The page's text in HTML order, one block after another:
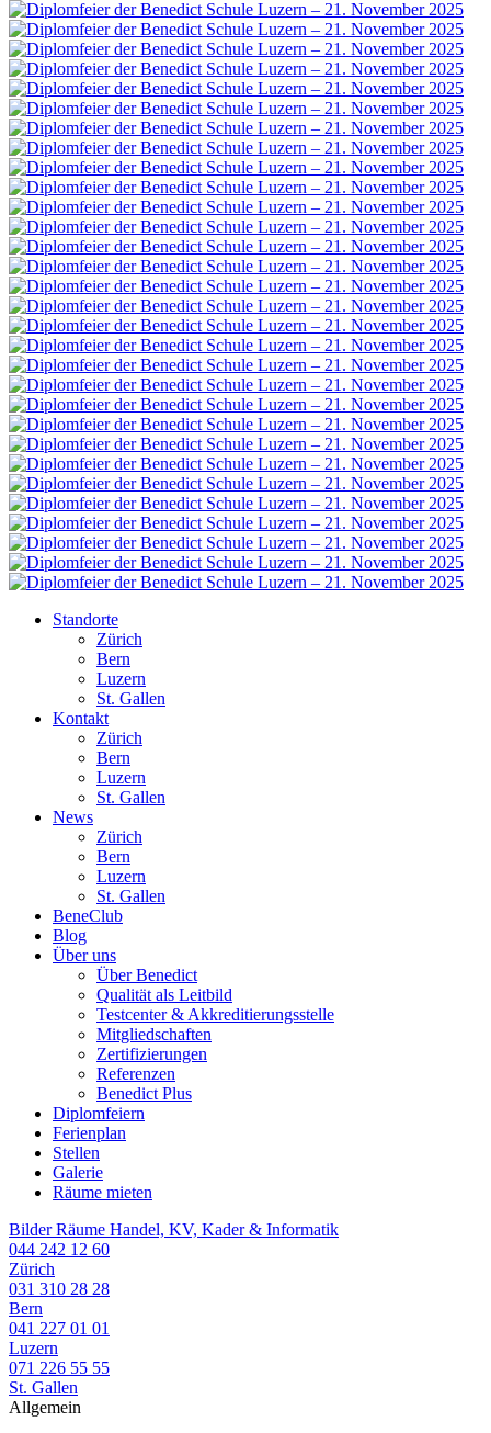
Standorte
Zürich
Bern
Luzern
St. Gallen
Kontakt
Zürich
Bern
Luzern
St. Gallen
News
Zürich
Bern
Luzern
St. Gallen
BeneClub
Blog
Über uns
Über Benedict
Qualität als Leitbild
Testcenter & Akkreditierungsstelle
Mitgliedschaften
Zertifizierungen
Referenzen
Benedict Plus
Diplomfeiern
Ferienplan
Stellen
Galerie
Räume mieten
Bilder Räume Handel, KV, Kader & Informatik
044 242 12 60
Zürich
031 310 28 28
Bern
041 227 01 01
Luzern
071 226 55 55
St. Gallen
Allgemein